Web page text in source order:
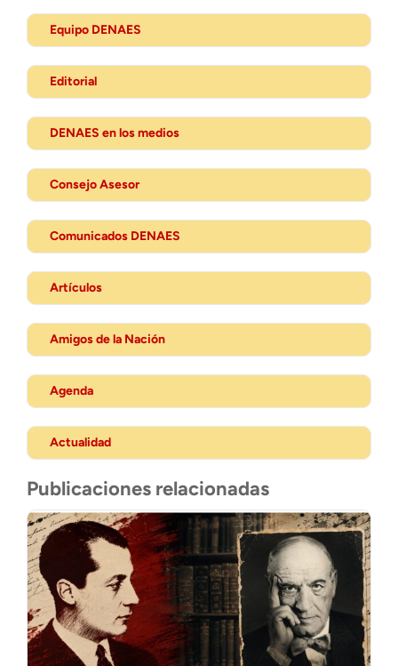
Equipo DENAES
Editorial
DENAES en los medios
Consejo Asesor
Comunicados DENAES
Artículos
Amigos de la Nación
Agenda
Actualidad
Publicaciones relacionadas